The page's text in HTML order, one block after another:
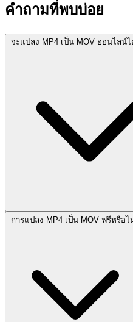
คำถามที่พบบ่อย
จะแปลง MP4 เป็น MOV ออนไลน์ไ
การแปลง MP4 เป็น MOV ฟรีหรือไ